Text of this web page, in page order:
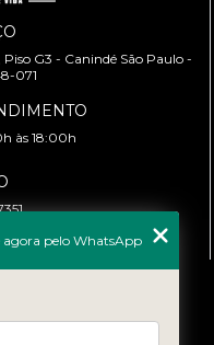
G3 - Canindé São Paulo -
071
às 18:00h
agora pelo WhatsApp